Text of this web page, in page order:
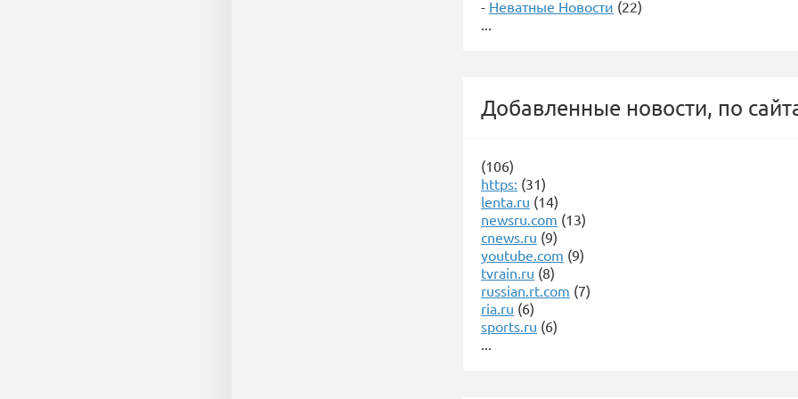
- Неватные Новости (22)
...
Добавленные новости, по
(106)
https: (31)
lenta.ru (14)
newsru.com (13)
cnews.ru (9)
youtube.com (9)
tvrain.ru (8)
russian.rt.com (7)
ria.ru (6)
sports.ru (6)
...